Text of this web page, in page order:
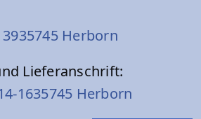
35745 Herborn
Lieferanschrift:
1635745 Herborn